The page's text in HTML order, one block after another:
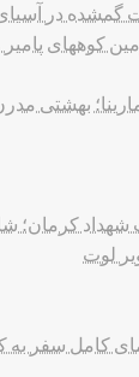
گمشده در
کوههای پامیر
بهشتی
شهداد کرمان؛
لوت
کامل سفر به